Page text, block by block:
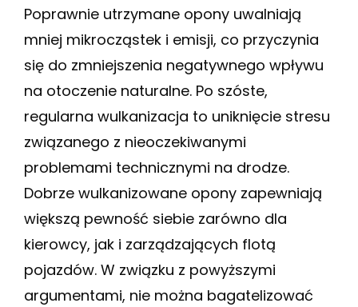
Poprawnie utrzymane opony uwalniają
mniej mikrocząstek i emisji, co przyczynia
się do zmniejszenia negatywnego wpływu
na otoczenie naturalne. Po szóste,
regularna wulkanizacja to uniknięcie stresu
związanego z nieoczekiwanymi
problemami technicznymi na drodze.
Dobrze wulkanizowane opony zapewniają
większą pewność siebie zarówno dla
kierowcy, jak i zarządzających flotą
pojazdów. W związku z powyższymi
argumentami, nie można bagatelizować